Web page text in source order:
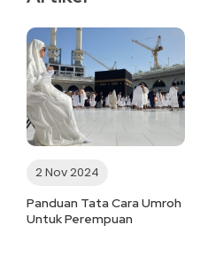
2 Nov 2024
Panduan Tata Cara Umroh
Untuk Perempuan